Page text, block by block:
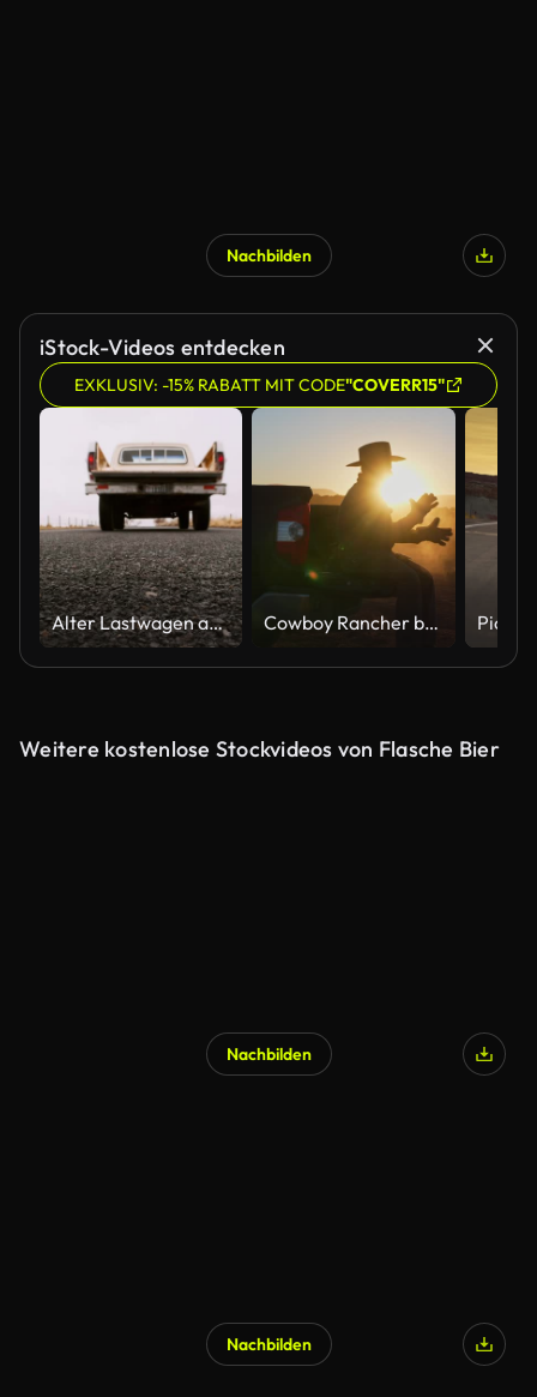
Nachbilden
iStock-Videos entdecken
EXKLUSIV: -15% RABATT MIT CODE"COVERR15"
Alter Lastwagen an einer leeren Straße Cowboy Rancher bei der harten Arbeit
Weitere kostenlose Stockvideos von Flasche Bier
Nachbilden
Nachbilden